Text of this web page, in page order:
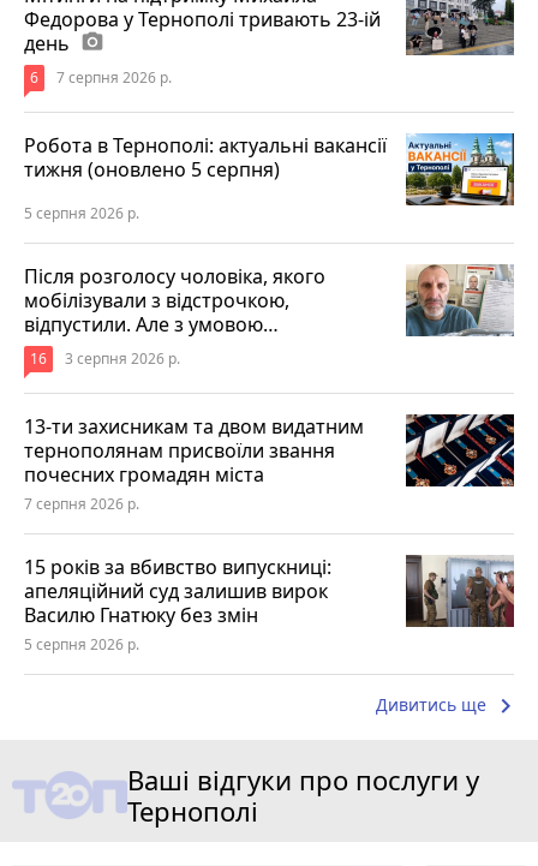
Федорова у Тернополі тривають 23-ій
день photo_camera
6 7 серпня 2026 р.
Робота в Тернополі: актуальні вакансії
тижня (оновлено 5 серпня)
5 серпня 2026 р.
Після розголосу чоловіка, якого
мобілізували з відстрочкою,
відпустили. Але з умовою…
16 3 серпня 2026 р.
13-ти захисникам та двом видатним
тернополянам присвоїли звання
почесних громадян міста
7 серпня 2026 р.
15 років за вбивство випускниці:
апеляційний суд залишив вирок
Василю Гнатюку без змін
5 серпня 2026 р.
Дивитись ще keyboard_arrow_right
Ваші відгуки про послуги у
Тернополі